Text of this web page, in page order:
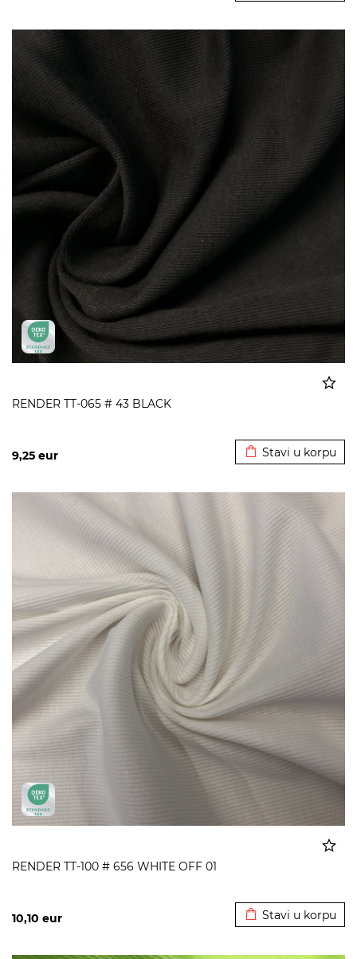
RENDER TT-065 # 43 BLACK
9,25 eur Stavi u korpu
RENDER TT-100 # 656 WHITE OFF 01
10,10 eur Stavi u korpu